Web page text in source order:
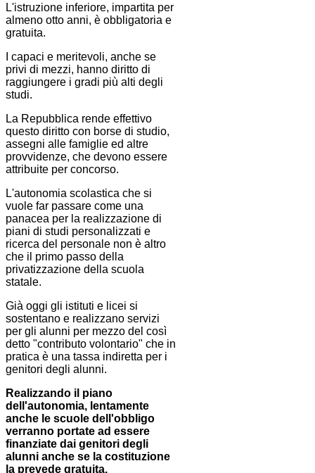
L'istruzione inferiore, impartita per
almeno otto anni, è obbligatoria e
gratuita.
I capaci e meritevoli, anche se
privi di mezzi, hanno diritto di
raggiungere i gradi più alti degli
studi.
La Repubblica rende effettivo
questo diritto con borse di studio,
assegni alle famiglie ed altre
provvidenze, che devono essere
attribuite per concorso.
L'autonomia scolastica che si
vuole far passare come una
panacea per la realizzazione di
piani di studi personalizzati e
ricerca del personale non è altro
che il primo passo della
privatizzazione della scuola
statale.
Già oggi gli istituti e licei si
sostentano e realizzano servizi
per gli alunni per mezzo del così
detto "contributo volontario" che in
pratica è una tassa indiretta per i
genitori degli alunni.
Realizzando il piano
dell'autonomia, lentamente
anche le scuole dell'obbligo
verranno portate ad essere
finanziate dai genitori degli
alunni anche se la costituzione
la prevede gratuita.